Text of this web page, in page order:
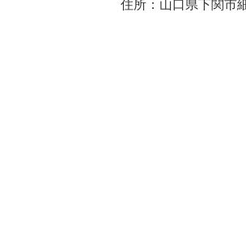
住所：山口県下関市